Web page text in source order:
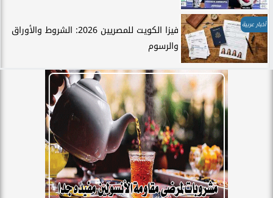
أخبار عربية
فيزا الكويت للمصريين 2026: الشروط والأوراق
والرسوم